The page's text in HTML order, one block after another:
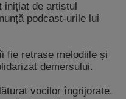
inițiat de artistul
podcast-urile lui
fie retrase melodiile și
demersului.
vocilor îngrijorate.